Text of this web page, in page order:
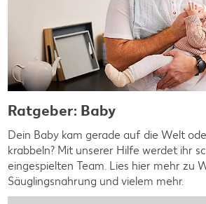
Ratgeber: Baby
Dein Baby kam gerade auf die Welt
krabbeln? Mit unserer Hilfe werdet ihr
eingespielten Team. Lies hier mehr zu
Säuglingsnahrung und vielem mehr.